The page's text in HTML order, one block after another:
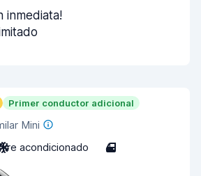
inmediata!
Primer conductor adicional
Mini
acondicionado 4